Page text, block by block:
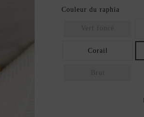
Couleur du raphia
Corail